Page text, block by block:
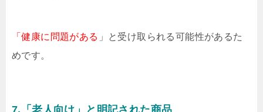
「健康に問題がある 」と受け取られる可能性があるた
めです。
7.「老人向け」と明記された商品